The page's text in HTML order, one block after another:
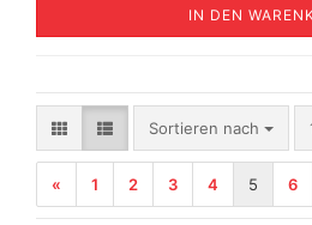
IN DEN
Sortieren nach
Sortieren nach
« 1 2 3 4 5 6